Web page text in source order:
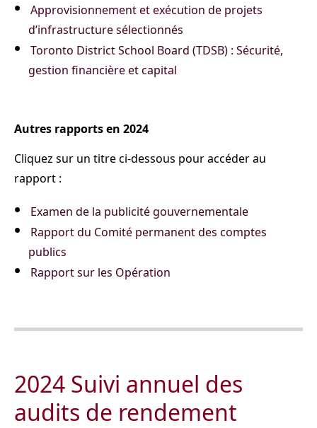
Approvisionnement et exécution de projets
d’infrastructure sélectionnés
Toronto District School Board (TDSB) : Sécurité,
gestion financière et capital
Autres rapports en 2024
Cliquez sur un titre ci-dessous pour accéder au
rapport :
Examen de la publicité gouvernementale
Rapport du Comité permanent des comptes
publics
Rapport sur les Opération
2024 Suivi annuel des
audits de rendement